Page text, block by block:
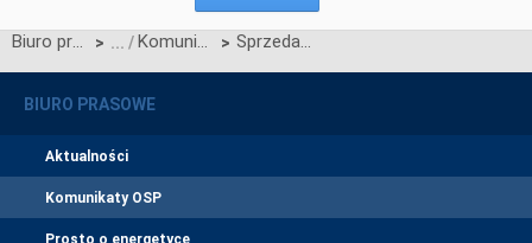
Biuro prasowe > Komunikaty OSP > Sprzedaż energii elektrycznej na pokrywanie strat przesyłowych
BIURO PRASOWE
Aktualności
Komunikaty OSP
Prosto o energetyce